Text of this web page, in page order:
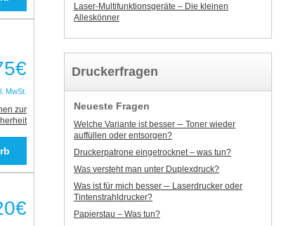
Laser-Multifunktionsgeräte – Die kleinen
Alleskönner
Druckerfragen
Neueste Fragen
Welche Variante ist besser ─ Toner wieder
auffüllen oder entsorgen?
Druckerpatrone eingetrocknet – was tun?
Was versteht man unter Duplexdruck?
Was ist für mich besser ─ Laserdrucker oder
Tintenstrahldrucker?
Papierstau – Was tun?
€
MwSt.
zur
€